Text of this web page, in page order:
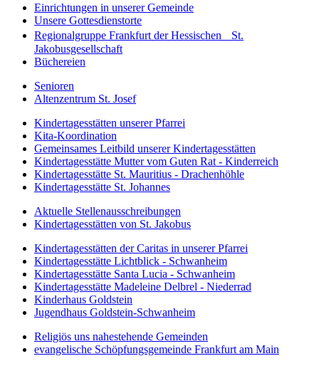
Einrichtungen in unserer Gemeinde
Unsere Gottesdienstorte
Regionalgruppe Frankfurt der Hessischen St.
Jakobusgesellschaft
Büchereien
Senioren
Altenzentrum St. Josef
Kindertagesstätten unserer Pfarrei
Kita-Koordination
Gemeinsames Leitbild unserer Kindertagesstätten
Kindertagesstätte Mutter vom Guten Rat - Kinderreich
Kindertagesstätte St. Mauritius - Drachenhöhle
Kindertagesstätte St. Johannes
Aktuelle Stellenausschreibungen
Kindertagesstätten von St. Jakobus
Kindertagesstätten der Caritas in unserer Pfarrei
Kindertagesstätte Lichtblick - Schwanheim
Kindertagesstätte Santa Lucia - Schwanheim
Kindertagesstätte Madeleine Delbrel - Niederrad
Kinderhaus Goldstein
Jugendhaus Goldstein-Schwanheim
Religiös uns nahestehende Gemeinden
evangelische Schöpfungsgemeinde Frankfurt am Main